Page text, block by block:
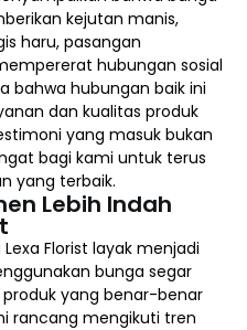
kejutan manis,
haru, pasangan
hubungan sosial
bahwa hubungan baik ini
dan kualitas produk
yang masuk bukan
bagi kami untuk terus
yang terbaik.
Lebih Indah
Florist layak menjadi
bunga segar
yang benar-benar
rancang mengikuti tren